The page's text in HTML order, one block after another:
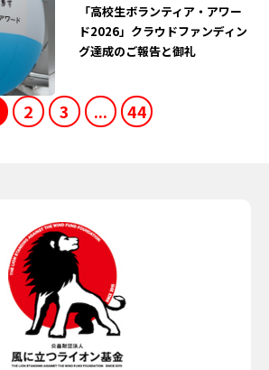
「高校生ボランティア・アワー
ド2026」クラウドファンディン
グ達成のご報告と御礼
2 3 ... 44